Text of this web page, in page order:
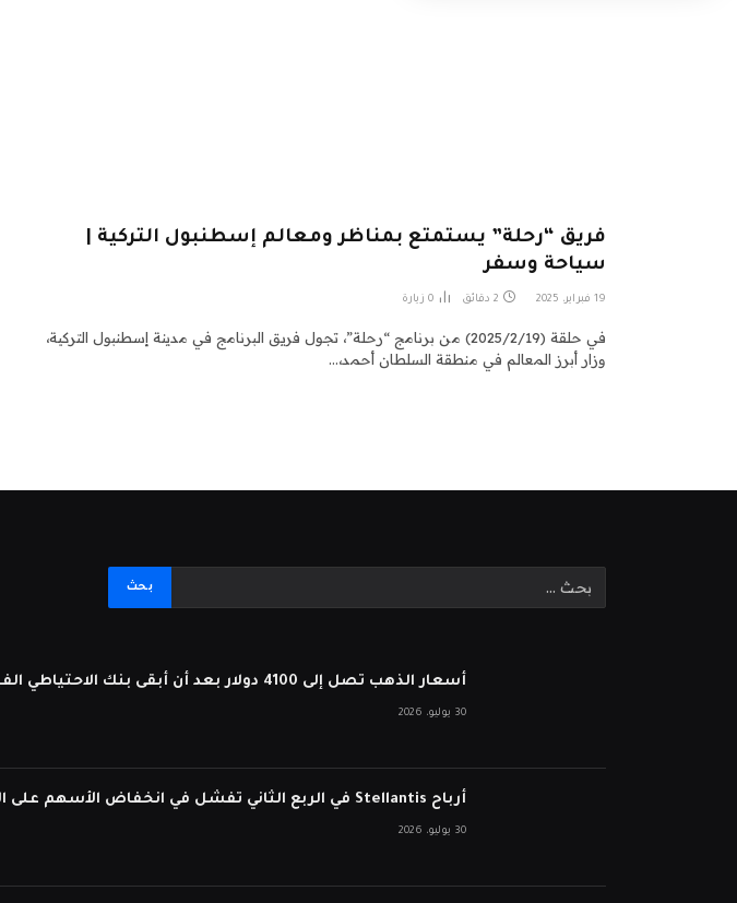
فريق “رحلة” يستمتع بمناظر ومعالم إسطنبول التركية |
سياحة وسفر
19 فبراير، 2025 2 دقائق 0 زيارة
في حلقة (2025/2/19) من برنامج “رحلة”، تجول فريق البرنامج في مدينة إسطنبول التركية،
وزار أبرز المعالم في منطقة السلطان أحمد،…
أسعار الذهب تصل إلى 4100 دولار بعد أن أبقى بنك الاحتياطي الفيدرالي أسعار الفائدة ثابتة
30 يوليو، 2026
أرباح Stellantis في الربع الثاني تفشل في انخفاض الأسهم على الرغم من نمو الإيرادات
30 يوليو، 2026